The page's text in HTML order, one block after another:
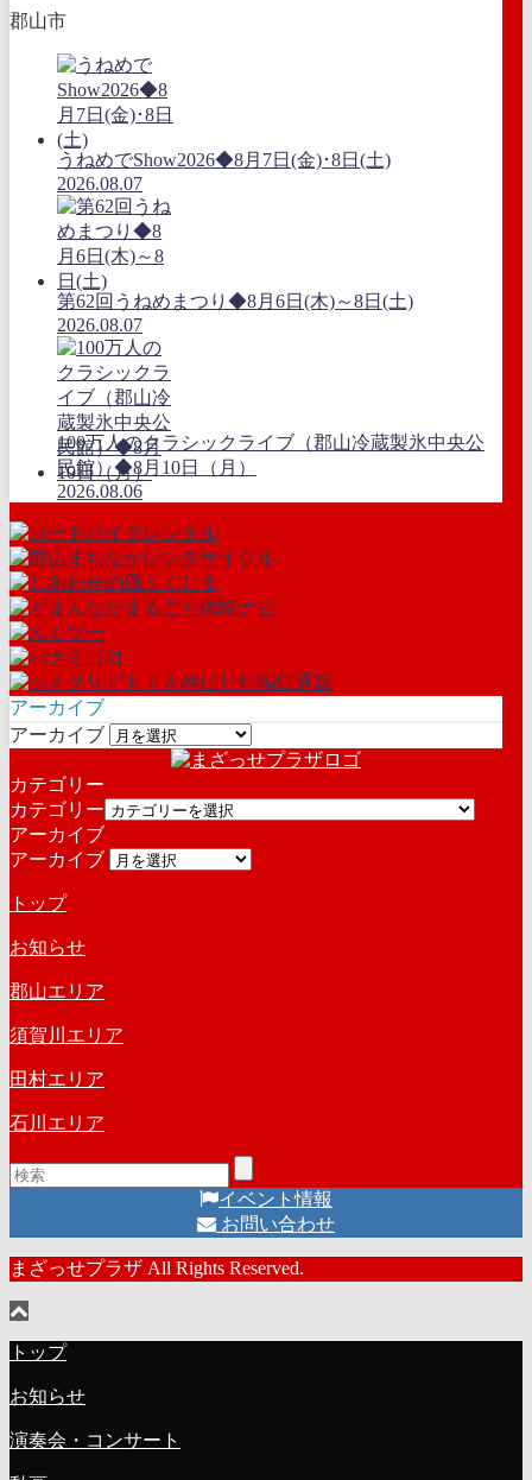
郡山市
うねめでShow2026◆8月7日(金)･8日(土)
2026.08.07
第62回うねめまつり◆8月6日(木)～8日(土)
2026.08.07
100万人のクラシックライブ（郡山冷蔵製氷中央公
民館）◆8月10日（月）
2026.08.06
アーカイブ
アーカイブ
カテゴリー
カテゴリー
アーカイブ
アーカイブ
トップ
お知らせ
郡山エリア
須賀川エリア
田村エリア
石川エリア
イベント情報
お問い合わせ
まざっせプラザ All Rights Reserved.
トップ
お知らせ
演奏会・コンサート